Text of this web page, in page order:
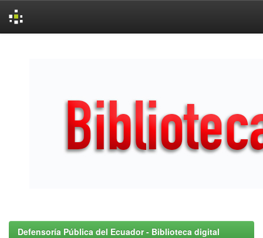
Defensoría Pública del Ecuador - Biblioteca digital